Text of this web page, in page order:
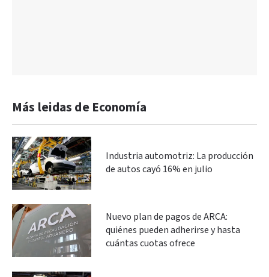
Más leidas de Economía
Industria automotriz: La producción
de autos cayó 16% en julio
Nuevo plan de pagos de ARCA:
quiénes pueden adherirse y hasta
cuántas cuotas ofrece